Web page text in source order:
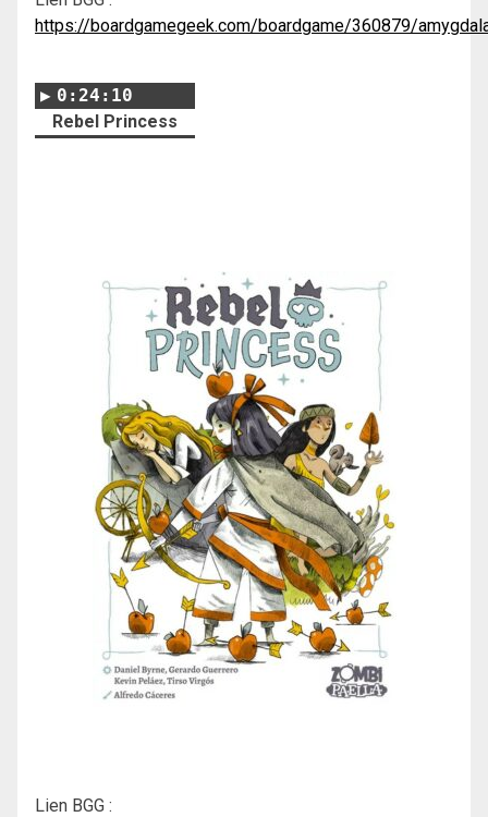
https://boardgamegeek.com/boardgame/360879/
0:24:10
Rebel Princess
Lien BGG :